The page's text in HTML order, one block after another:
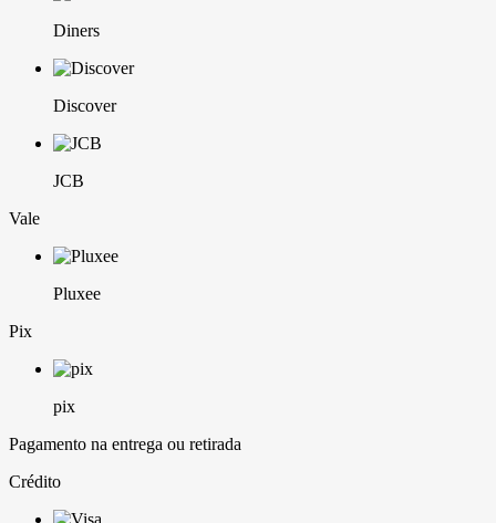
Diners
Discover
JCB
Vale
Pluxee
Pix
pix
Pagamento na entrega ou retirada
Crédito